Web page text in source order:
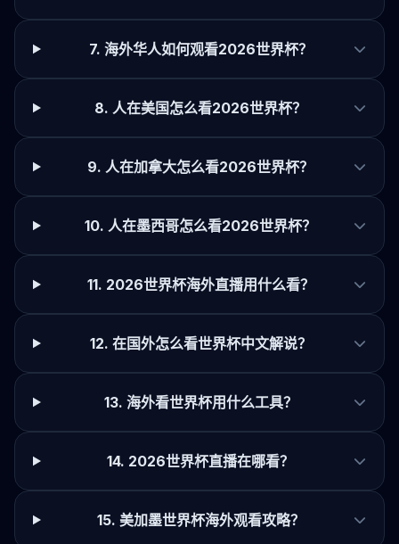
7. 海外华人如何观看2026世界杯？
8. 人在美国怎么看2026世界杯？
9. 人在加拿大怎么看2026世界杯？
10. 人在墨西哥怎么看2026世界杯？
11. 2026世界杯海外直播用什么看？
12. 在国外怎么看世界杯中文解说？
13. 海外看世界杯用什么工具？
14. 2026世界杯直播在哪看？
15. 美加墨世界杯海外观看攻略？